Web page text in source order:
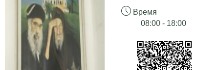
Время
08:00 - 18:00